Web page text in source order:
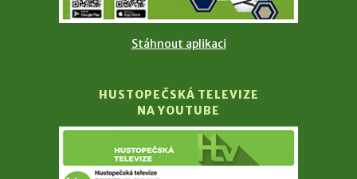
Stáhnout aplikaci
HUSTOPEČSKÁ TELEVIZE
NA YOUTUBE